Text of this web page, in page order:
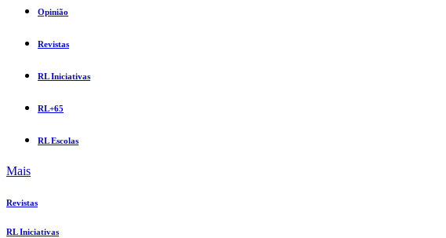
Opinião
Revistas
RL Iniciativas
RL+65
RL Escolas
Mais
Revistas
RL Iniciativas